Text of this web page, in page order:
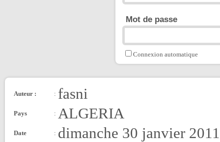
Mot de passe
Connexion automatique
Auteur : : fasni
Pays : ALGERIA
Date : dimanche 30 janvier